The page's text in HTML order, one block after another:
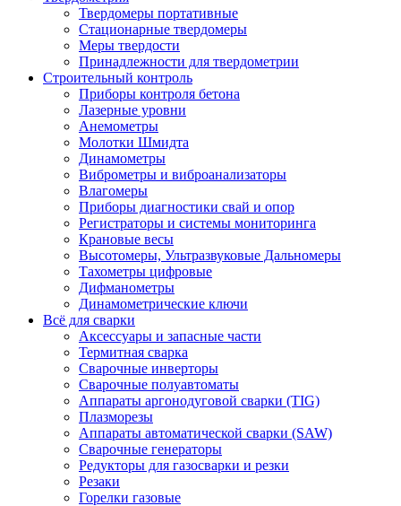
Твердомеры портативные
Стационарные твердомеры
Меры твердости
Принадлежности для твердометрии
Строительный контроль
Приборы контроля бетона
Лазерные уровни
Анемометры
Молотки Шмидта
Динамометры
Виброметры и виброанализаторы
Влагомеры
Приборы диагностики свай и опор
Регистраторы и системы мониторинга
Крановые весы
Высотомеры, Ультразвуковые Дальномеры
Тахометры цифровые
Дифманометры
Динамометрические ключи
Всё для сварки
Аксессуары и запасные части
Термитная сварка
Сварочные инверторы
Сварочные полуавтоматы
Аппараты аргонодуговой сварки (TIG)
Плазморезы
Аппараты автоматической сварки (SAW)
Сварочные генераторы
Редукторы для газосварки и резки
Резаки
Горелки газовые